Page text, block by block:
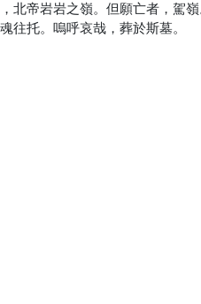
北帝岩岩之嶺。但願亡者，駕
往托。嗚呼哀哉，葬於斯墓。